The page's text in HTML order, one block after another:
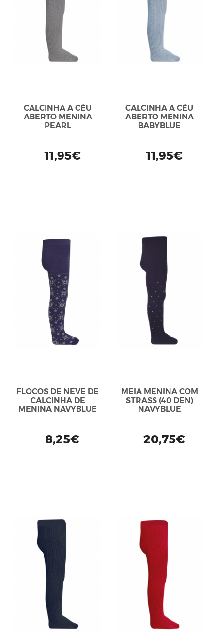
CALCINHA A CÉU
ABERTO MENINA
PEARL
11,95€
CALCINHA A CÉU
ABERTO MENINA
BABYBLUE
11,95€
FLOCOS DE NEVE DE
CALCINHA DE
MENINA NAVYBLUE
8,25€
MEIA MENINA COM
STRASS (40 DEN)
NAVYBLUE
20,75€